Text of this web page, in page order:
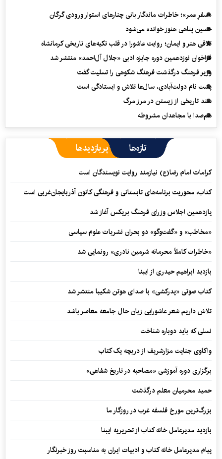
«سفرِ عمر»؛ خاطرات ماندگار بانی چنارهای استوار ورودی گرگان
حسین پناهی هنوز خوانده می‌شود
تلاقی هنر و ایمان؛ روایت عاشورا در قلب تکیه‌های تاریخی کرمانشاه
فراخوان نوزدهمین دوره جایزه ادبی «جلال آل‌احمد» منتشر شد
وزیر فرهنگ درگذشت فرهنگ شکوهی را تسلیت گفت
پشت نام دولت‌آبادی، سال‌ها تلاش و ایستادگی است
سند تاریخی از زیستن در مرز مرگ
هم‌صدا با مجاهدان مشروطه
تازه‌ها پربازدیدها
کرامات امام رضا(ع) نیازمند روایت نویسندگان است
کتاب، محوریت برنامه‌های تابستانی و فرهنگی کانون آذربایجان‌غربی است
یازدهمین اجلاس وزرای فرهنگ بریکس آغاز شد
«مخاطب» و «گفت‌وگو» دو بحران نشریات علوم سیاسی
«خاطرات کاملاً محرمانه شرمین نادری» رونمایی شد
بازدید ابراهیم حیدری از ایبنا
کتاب صوتی «پدرکشی» با صدای هوتن شکیبا منتشر شد
تلاش داریم شعر عاشورایی زبان حال جامعه معاصر باشد
نسلی که باید دوباره شناخت
واکاوی جنایت مزارشریف از دریچه یک کتاب
برگزاری دوره آموزشی «مصاحبه در تاریخ شفاهی»
حمید محرمیان معلم درگذشت
بزرگ‌ترین مورخ فلسفه غرب در روزگار ما
بازدید مدیرعامل خانه کتاب از تحریریه ایبنا
پیام مدیرعامل خانه کتاب و ادبیات ایران به مناسبت روز خبرنگار